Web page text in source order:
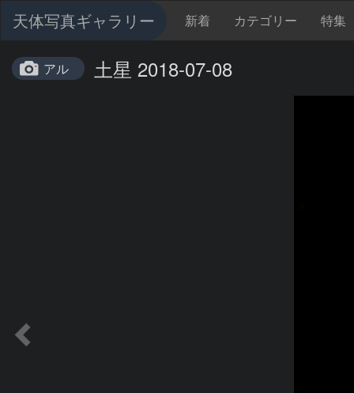
天体写真ギャラリー 新着 カテゴリー 特集
アル 土星 2018-07-08